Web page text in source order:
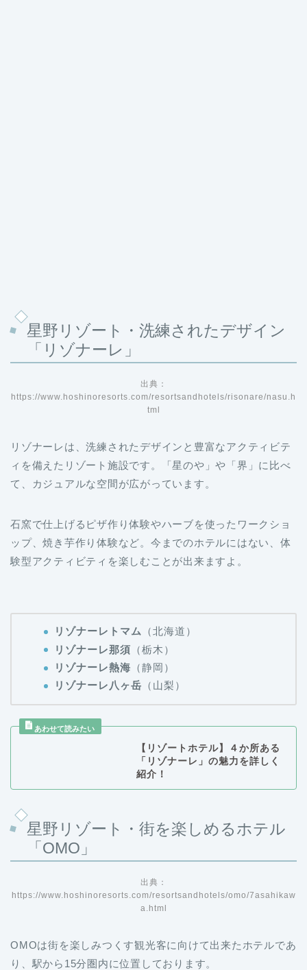
星野リゾート・洗練されたデザイン
「リゾナーレ」
出典：
https://www.hoshinoresorts.com/resortsandhotels/risonare/nasu.h
tml
リゾナーレは、洗練されたデザインと豊富なアクティビテ
ィを備えたリゾート施設です。「星のや」や「界」に比べ
て、カジュアルな空間が広がっています。
石窯で仕上げるピザ作り体験やハーブを使ったワークショ
ップ、焼き芋作り体験など。今までのホテルにはない、体
験型アクティビティを楽しむことが出来ますよ。
リゾナーレトマム （北海道）
リゾナーレ那須 （栃木）
リゾナーレ熱海 （静岡）
リゾナーレ八ヶ岳 （山梨）
【リゾートホテル】４か所ある
「リゾナーレ」の魅力を詳しく
紹介！
星野リゾート・街を楽しめるホテル
「OMO」
出典：
https://www.hoshinoresorts.com/resortsandhotels/omo/7asahikaw
a.html
OMOは街を楽しみつくす観光客に向けて出来たホテルであ
り、駅から15分圏内に位置しております。